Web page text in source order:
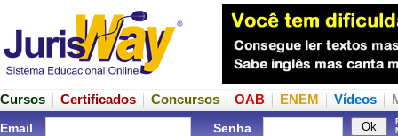
Cursos Certificados Concursos OAB ENEM Vídeos
Email Senha